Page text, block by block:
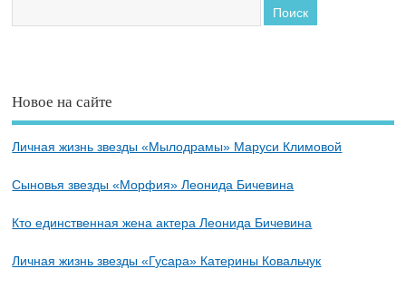
Новое на сайте
Личная жизнь звезды «Мылодрамы» Маруси Климовой
Сыновья звезды «Морфия» Леонида Бичевина
Кто единственная жена актера Леонида Бичевина
Личная жизнь звезды «Гусара» Катерины Ковальчук